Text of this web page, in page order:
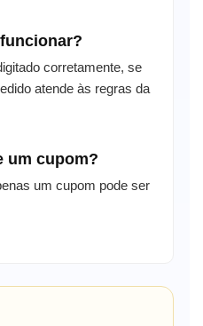
corretamente, se
atende às regras da
um cupom?
um cupom pode ser